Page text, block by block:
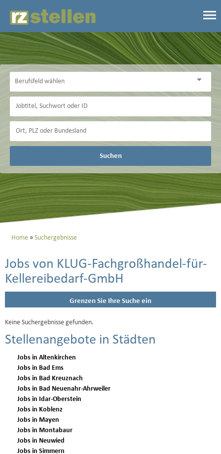
Suchen
Home Suchergebnisse
Jobs von KLUG-Fachgroßhandel-für-
Kellereibedarf-GmbH
Grenzen Sie Ihre Suche ein
Keine Suchergebnisse gefunden.
Stellenangebote in Städten
Jobs in Altenkirchen
Jobs in Bad Ems
Jobs in Bad Kreuznach
Jobs in Bad Neuenahr-Ahrweiler
Jobs in Idar-Oberstein
Jobs in Koblenz
Jobs in Mayen
Jobs in Montabaur
Jobs in Neuwied
Jobs in Simmern